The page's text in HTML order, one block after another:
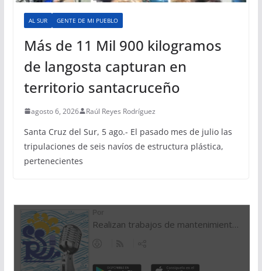
AL SUR GENTE DE MI PUEBLO
Más de 11 Mil 900 kilogramos
de langosta capturan en
territorio santacruceño
agosto 6, 2026 Raúl Reyes Rodríguez
Santa Cruz del Sur, 5 ago.- El pasado mes de julio las
tripulaciones de seis navíos de estructura plástica,
pertenecientes